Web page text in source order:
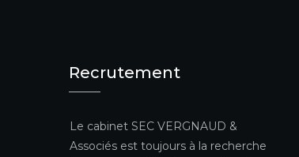
Recrutement
Le cabinet SEC VERGNAUD &
Associés est toujours à la recherche